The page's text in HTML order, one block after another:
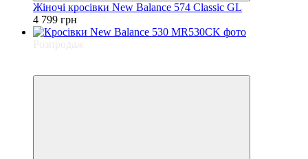
Жіночі кросівки New Balance 574 Classic GL
4 799 грн